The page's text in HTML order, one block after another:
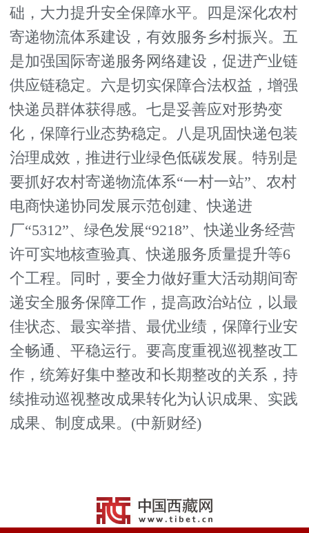
础，大力提升安全保障水平。四是深化农村
寄递物流体系建设，有效服务乡村振兴。五
是加强国际寄递服务网络建设，促进产业链
供应链稳定。六是切实保障合法权益，增强
快递员群体获得感。七是妥善应对形势变
化，保障行业态势稳定。八是巩固快递包装
治理成效，推进行业绿色低碳发展。特别是
要抓好农村寄递物流体系“一村一站”、农村
电商快递协同发展示范创建、快递进
厂“5312”、绿色发展“9218”、快递业务经营
许可实地核查验真、快递服务质量提升等6
个工程。同时，要全力做好重大活动期间寄
递安全服务保障工作，提高政治站位，以最
佳状态、最实举措、最优业绩，保障行业安
全畅通、平稳运行。要高度重视巡视整改工
作，统筹好集中整改和长期整改的关系，持
续推动巡视整改成果转化为认识成果、实践
成果、制度成果。(中新财经)